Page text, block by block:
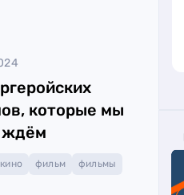
которые мы
ждём
фильм фильмы